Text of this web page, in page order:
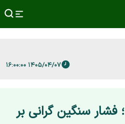
۱۴۰۵/۰۴/۰۷ ۱۶:۰۰:۰۰
تورم خرداد ۱۴۰۵؛ فشار سنگین گرانی بر